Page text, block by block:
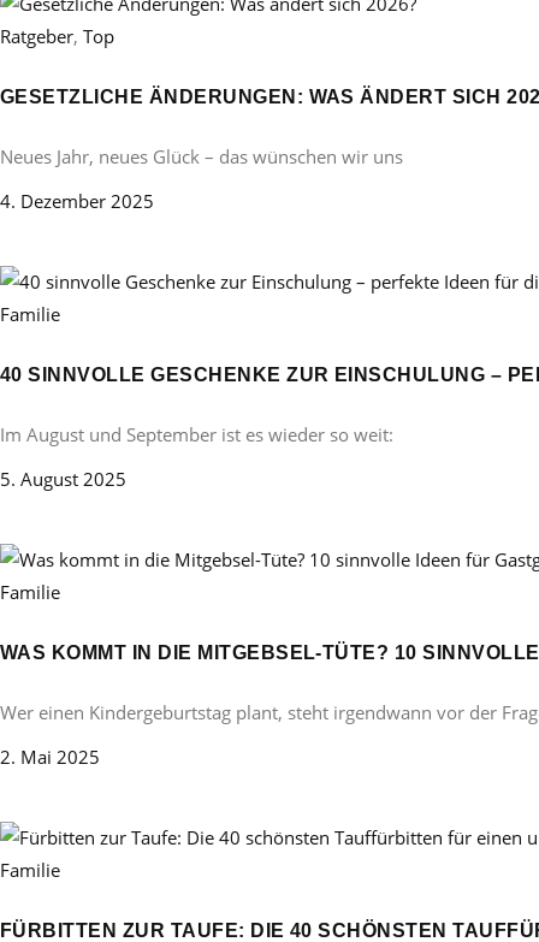
Ratgeber, Top
GESETZLICHE ÄNDERUNGEN: WAS ÄNDERT SICH
Neues Jahr, neues Glück – das wünschen wir uns
4. Dezember 2025
Familie
40 SINNVOLLE GESCHENKE ZUR EINSCHULUNG –
Im August und September ist es wieder so weit:
5. August 2025
Familie
WAS KOMMT IN DIE MITGEBSEL-TÜTE? 10
Wer einen Kindergeburtstag plant, steht irgendwann vor der
2. Mai 2025
Familie
FÜRBITTEN ZUR TAUFE: DIE 40 SCHÖNSTEN